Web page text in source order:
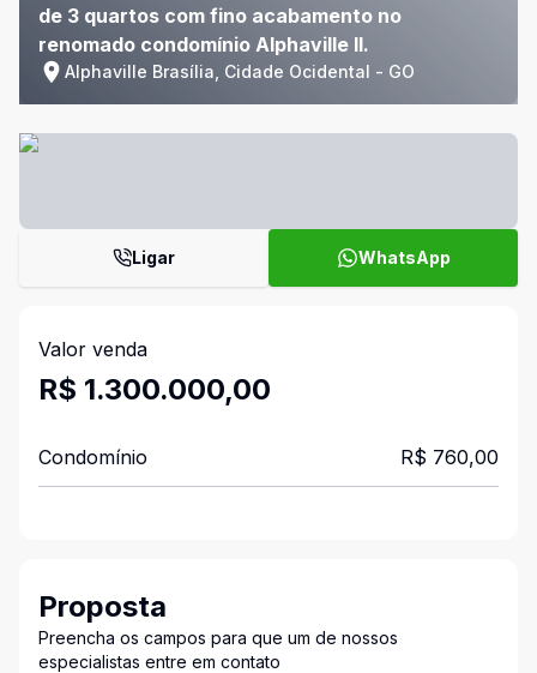
de 3 quartos com fino acabamento no
renomado condomínio Alphaville II.
Alphaville Brasília, Cidade Ocidental - GO
Ligar WhatsApp
Valor venda
R$ 1.300.000,00
Condomínio R$ 760,00
Proposta
Preencha os campos para que um de nossos
especialistas entre em contato